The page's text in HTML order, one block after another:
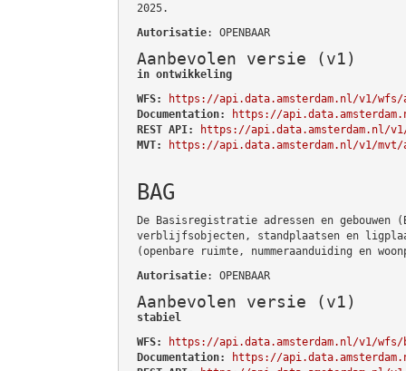
2025.
Autorisatie: OPENBAAR
Aanbevolen versie (v1)
in ontwikkeling
WFS:
https://api.data.amsterdam.nl/v1/wfs/
Documentation:
https://
REST API:
https://api.data.amsterdam.nl/v1/
MVT:
https://api.data.amsterdam.nl/v1/mvt/
BAG
De Basisregistratie adressen en gebouwen
verblijfsobjecten, standplaatsen en
(openbare ruimte, nummeraanduiding en
Autorisatie: OPENBAAR
Aanbevolen versie (v1)
stabiel
WFS:
https://api.data.amsterdam.nl/v1/wfs/
Documentation:
https://